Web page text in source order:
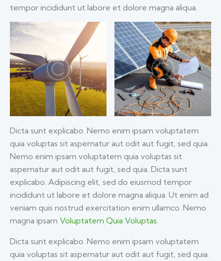
tempor incididunt ut labore et dolore magna aliqua.
Dicta sunt explicabo. Nemo enim ipsam voluptatem
quia voluptas sit aspernatur aut odit aut fugit, sed quia.
Nemo enim ipsam voluptatem quia voluptas sit
aspernatur aut odit aut fugit, sed quia. Dicta sunt
explicabo. Adipiscing elit, sed do eiusmod tempor
incididunt ut labore et dolore magna aliqua. Ut enim ad
veniam quis nostrud exercitation enim ullamco. Nemo
magna ipsam Voluptatem Quia Voluptas.
Dicta sunt explicabo. Nemo enim ipsam voluptatem
quia voluptas sit aspernatur aut odit aut fugit, sed quia.